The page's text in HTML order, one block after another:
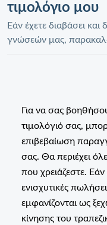
τιμολόγιο μου
Εάν έχετε διαβάσει
γνώσεών μας,
Για να σας
τιμολόγιό σας,
επιβεβαίωση
σας. Θα περιέχει
που χρειάζεστε.
ενισχυτικές
εμφανίζονται ως
κίνησης του